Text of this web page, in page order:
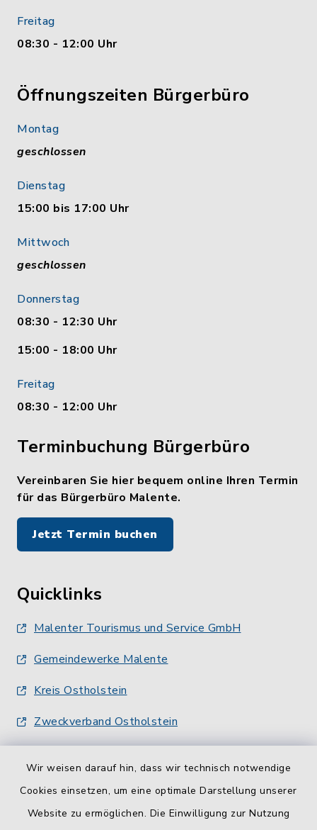
Wir weisen darauf hin, dass wir technisch notwendige
Cookies einsetzen, um eine optimale Darstellung unserer
Website zu ermöglichen. Die Einwilligung zur Nutzung
Freitag
08:30 - 12:00 Uhr
Öffnungszeiten Bürgerbüro
Montag
geschlossen
Dienstag
15:00 bis 17:00 Uhr
Mittwoch
geschlossen
Donnerstag
08:30 - 12:30 Uhr
15:00 - 18:00 Uhr
Freitag
08:30 - 12:00 Uhr
Terminbuchung Bürgerbüro
Vereinbaren Sie hier bequem online Ihren Termin
für das Bürgerbüro Malente.
Jetzt Termin buchen
Quicklinks
Malenter Tourismus und Service GmbH
Gemeindewerke Malente
Kreis Ostholstein
Zweckverband Ostholstein